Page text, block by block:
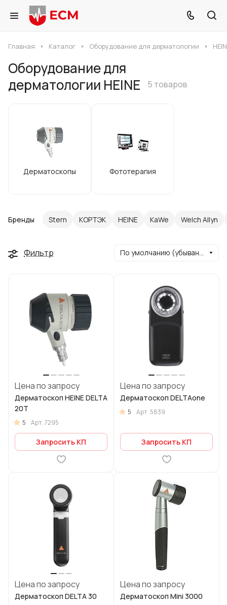
Главная Каталог Оборудование для дерматологии
Оборудование для
дерматологии HEINE
5 товаров
Дерматоскопы Фототерапия
Бренды Stern КОРТЭК HEINE KaWe Welch Allyn
Фильтр По умолчанию (убывание)
Цена по запросу
Дерматоскоп HEINE DELTA
20T
5 Арт.7295
Запросить КП
Цена по запросу
Дерматоскоп DELTAone
5 Арт. 5839
Запросить КП
Цена по запросу
Дерматоскоп DELTA 30
Цена по запросу
Дерматоскоп Mini 3000